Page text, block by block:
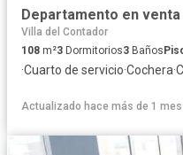
Villa del Contador
108 m²3 Dormitorios3 Baños
·Cuarto de servicio·Cochera·
Actualizado hace más de 1 mes